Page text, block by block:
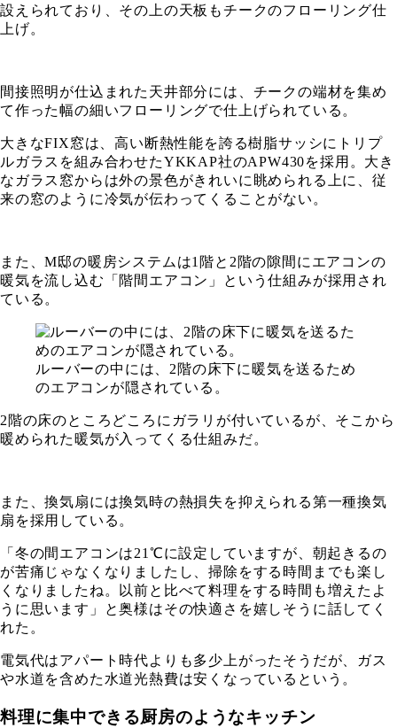
設えられており、その上の天板もチークのフローリング仕
上げ。
間接照明が仕込まれた天井部分には、チークの端材を集め
て作った幅の細いフローリングで仕上げられている。
大きなFIX窓は、高い断熱性能を誇る樹脂サッシにトリプ
ルガラスを組み合わせたYKKAP社のAPW430を採用。大き
なガラス窓からは外の景色がきれいに眺められる上に、従
来の窓のように冷気が伝わってくることがない。
また、M邸の暖房システムは1階と2階の隙間にエアコンの
暖気を流し込む「階間エアコン」という仕組みが採用され
ている。
ルーバーの中には、2階の床下に暖気を送るため
のエアコンが隠されている。
2階の床のところどころにガラリが付いているが、そこから
暖められた暖気が入ってくる仕組みだ。
また、換気扇には換気時の熱損失を抑えられる第一種換気
扇を採用している。
「冬の間エアコンは21℃に設定していますが、朝起きるの
が苦痛じゃなくなりましたし、掃除をする時間までも楽し
くなりましたね。以前と比べて料理をする時間も増えたよ
うに思います」と奥様はその快適さを嬉しそうに話してく
れた。
電気代はアパート時代よりも多少上がったそうだが、ガス
や水道を含めた水道光熱費は安くなっているという。
料理に集中できる厨房のようなキッチン